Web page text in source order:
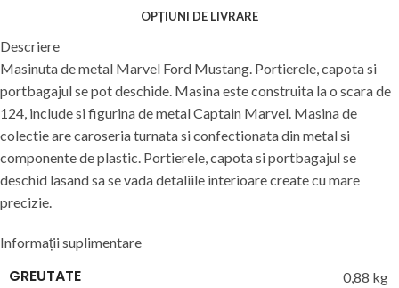
OPȚIUNI DE LIVRARE
Descriere
Masinuta de metal Marvel Ford Mustang. Portierele, capota si
portbagajul se pot deschide. Masina este construita la o scara de
124, include si figurina de metal Captain Marvel. Masina de
colectie are caroseria turnata si confectionata din metal si
componente de plastic. Portierele, capota si portbagajul se
deschid lasand sa se vada detaliile interioare create cu mare
precizie.
Informații suplimentare
GREUTATE 0,88 kg